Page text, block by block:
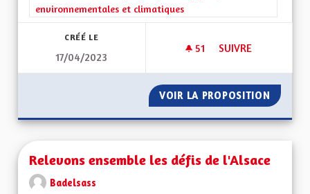
environnementales et climatiques
CRÉÉ LE
17/04/2023
51 51 ABONNÉS
SUIVRE
VOIR LA PROPOSITION
Relevons ensemble les défis de l'Alsace
Badelsass